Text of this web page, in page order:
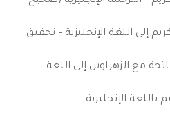
إلى اللغة الإنجليزية – تحقيق
مع الزهراوين إلى اللغة
باللغة الإنجليزية